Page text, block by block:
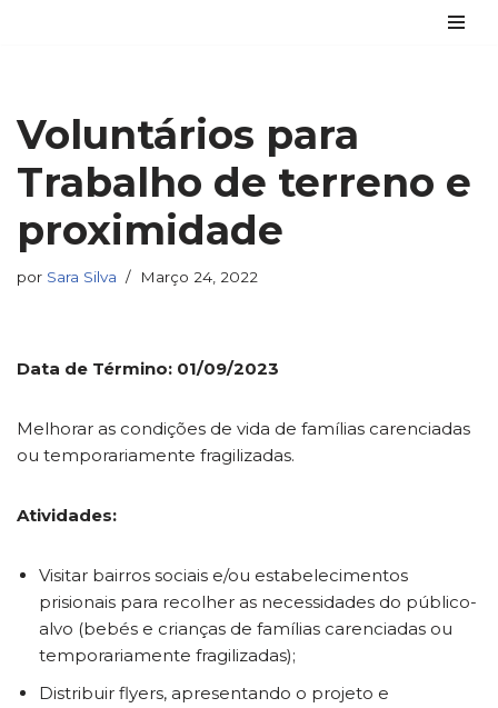
conteúdo
Voluntários para
Trabalho de terreno e
proximidade
por Sara Silva Março 24, 2022
Data de Término: 01/09/2023
Melhorar as condições de vida de famílias carenciadas
ou temporariamente fragilizadas.
Atividades:
Visitar bairros sociais e/ou estabelecimentos
prisionais para recolher as necessidades do público-
alvo (bebés e crianças de famílias carenciadas ou
temporariamente fragilizadas);
Distribuir flyers, apresentando o projeto e